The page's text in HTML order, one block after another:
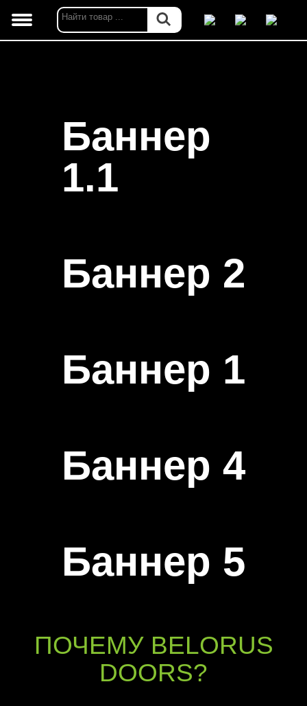
Баннер
1.1
Баннер 2
Баннер 1
Баннер 4
Баннер 5
ПОЧЕМУ BELORUS
DOORS?